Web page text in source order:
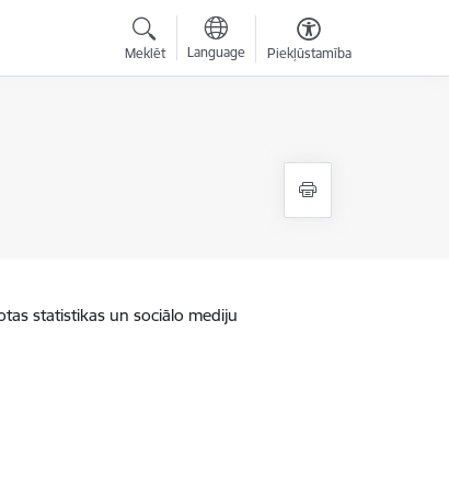
Meklēt Language Piekļūstamība
statistikas un sociālo mediju